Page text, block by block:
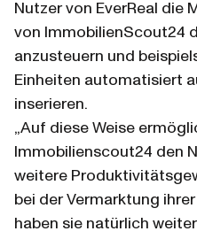
Nutzer von EverReal die
von ImmobilienScout24
anzusteuern und
Einheiten automatisiert
inserieren.
„Auf diese Weise
Immobilienscout24 den
weitere
bei der Vermarktung
haben sie natürlich